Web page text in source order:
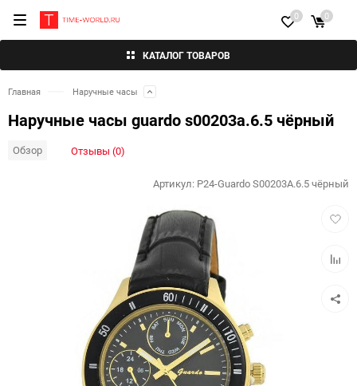
КАТАЛОГ ТОВАРОВ
0 0
Главная Наручные часы
Наручные часы guardo s00203a.6.5 чёрный
Обзор Отзывы (0)
Артикул: P24-Guardo S00203A.6.5 чёрный